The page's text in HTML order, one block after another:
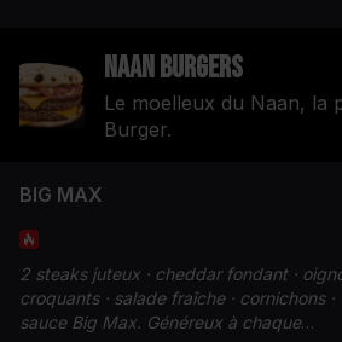
Naan Burgers
Le moelleux du Naan, la
Burger.
BIG MAX
2 steaks juteux · cheddar fondant ·
croquants · salade fraîche · cornichons ·
sauce Big Max. Généreux à chaque